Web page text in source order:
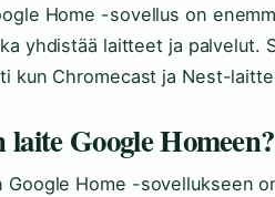
Home -sovellus on
yhdistää laitteet ja palvelut.
kun Chromecast ja Nest-
Google Homeen?
Google Home -sovellukseen